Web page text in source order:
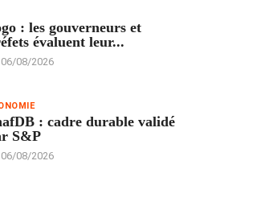
: les gouverneurs et
évaluent leur...
06/08/2026
: cadre durable validé
S&P
06/08/2026